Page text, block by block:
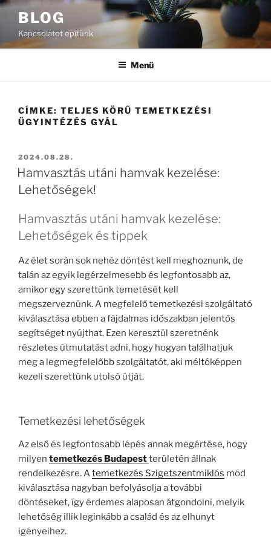
Tartalomhoz
BLOG
Kapcsolatot építünk
Menü
CÍMKE: TELJES KÖRŰ TEMETKEZÉSI
ÜGYINTÉZÉS GYÁL
BEKÜLDVE:
2024.08.28.
Hamvasztás utáni hamvak kezelése:
Lehetőségek!
Hamvasztás utáni hamvak kezelése:
Lehetőségek és tippek
Az élet során sok nehéz döntést kell meghoznunk, de
talán az egyik legérzelmesebb és legfontosabb az,
amikor egy szerettünk temetését kell
megszerveznünk. A megfelelő temetkezési szolgáltató
kiválasztása ebben a fájdalmas időszakban jelentős
segítséget nyújthat. Ezen keresztül szeretnénk
részletes útmutatást adni, hogy hogyan találhatjuk
meg a legmegfelelőbb szolgáltatót, aki méltóképpen
kezeli szerettünk utolsó útját.
Temetkezési lehetőségek
Az első és legfontosabb lépés annak megértése, hogy
milyen temetkezés Budapestterületén állnak
rendelkezésre. Atemetkezés Szigetszentmiklós mód
kiválasztása nagyban befolyásolja a további
döntéseket, így érdemes alaposan átgondolni, melyik
lehetőség illik leginkább a család és az elhunyt
igényeihez.